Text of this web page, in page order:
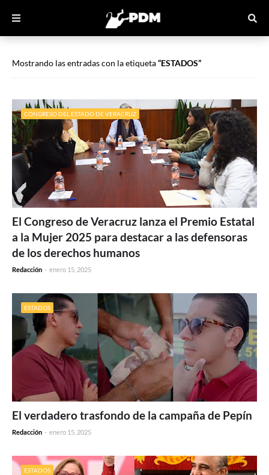
Mostrando las entradas con la etiqueta ESTADOS
CONGRESO DEL ESTADO DE VERACRUZ
El Congreso de Veracruz lanza el Premio Estatal
a la Mujer 2025 para destacar a las defensoras
de los derechos humanos
Redacción - enero 15, 2025
ESTADOS
El verdadero trasfondo de la campaña de Pepín
Redacción - enero 15, 2025
ESTADOS